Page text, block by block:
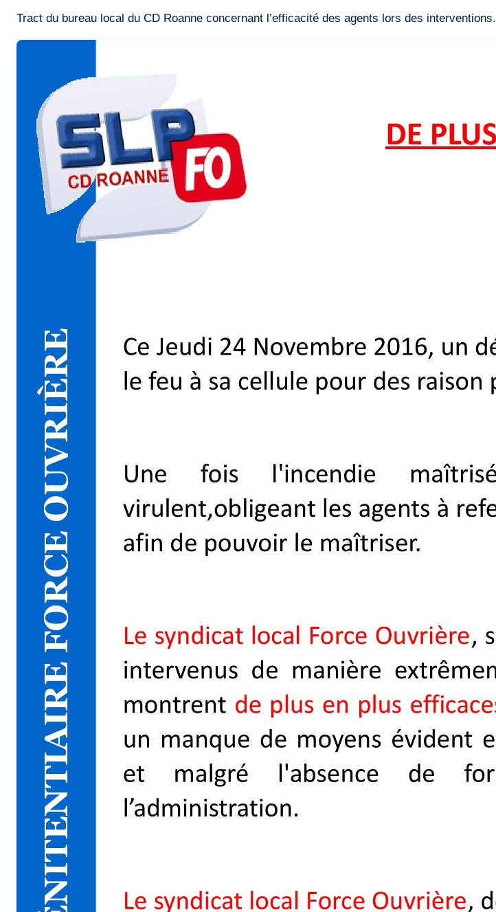
Tract du bureau local du CD Roanne concernant l’efficacité des agents lors des interventions.